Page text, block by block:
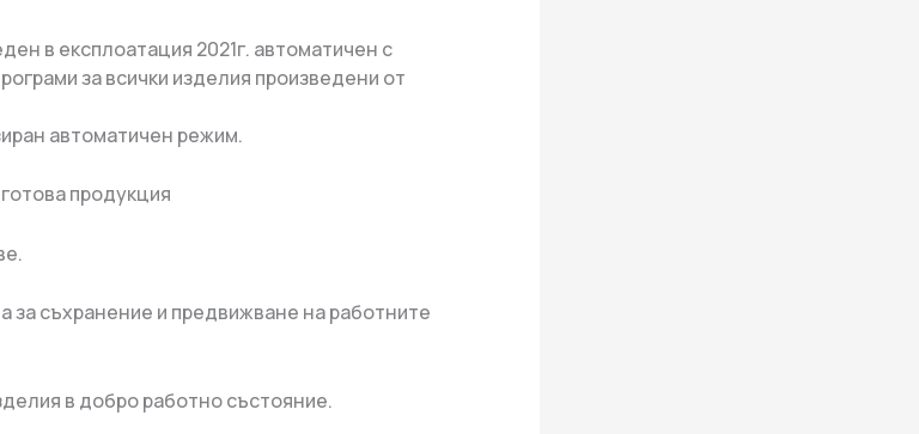
в експлоатация 2021г. автоматичен с
за всички изделия произведени от
автоматичен режим.
продукция
за съхранение и предвижване на работните
в добро работно състояние.